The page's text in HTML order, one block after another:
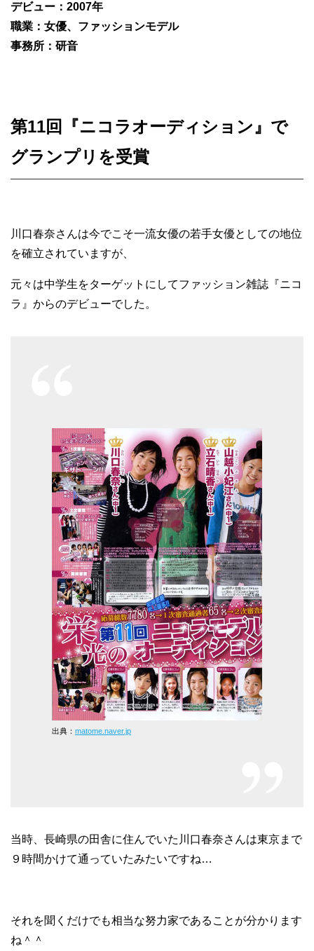
デビュー：2007年
職業：女優、ファッションモデル
事務所：研音
第11回『ニコラオーディション』で
グランプリを受賞
川口春奈さんは今でこそ一流女優の若手女優としての地位
を確立されていますが、
元々は中学生をターゲットにしてファッション雑誌『ニコ
ラ』からのデビューでした。
出典： matome.naver.jp
当時、長崎県の田舎に住んでいた川口春奈さんは東京まで
９時間かけて通っていたみたいですね…
それを聞くだけでも相当な努力家であることが分かります
ね＾＾